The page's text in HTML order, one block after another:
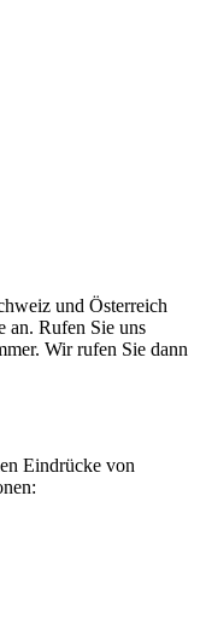
und Österreich
an. Rufen Sie uns
Wir rufen Sie dann
Eindrücke von